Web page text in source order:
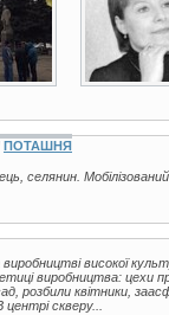
ПОТАШНЯ
селянин.
високої
виробництва: цехи
розбили квітники,
скверу...